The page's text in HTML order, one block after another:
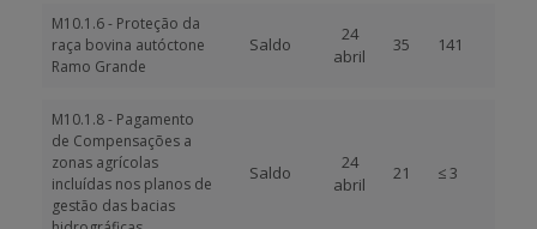
M10.1.6 - Proteção da
raça bovina autóctone
Ramo Grande
Saldo
24
abril
35 141
M10.1.8 - Pagamento
de Compensações a
zonas agrícolas
incluídas nos planos de
gestão das bacias
Saldo
24
abril
21 ≤ 3